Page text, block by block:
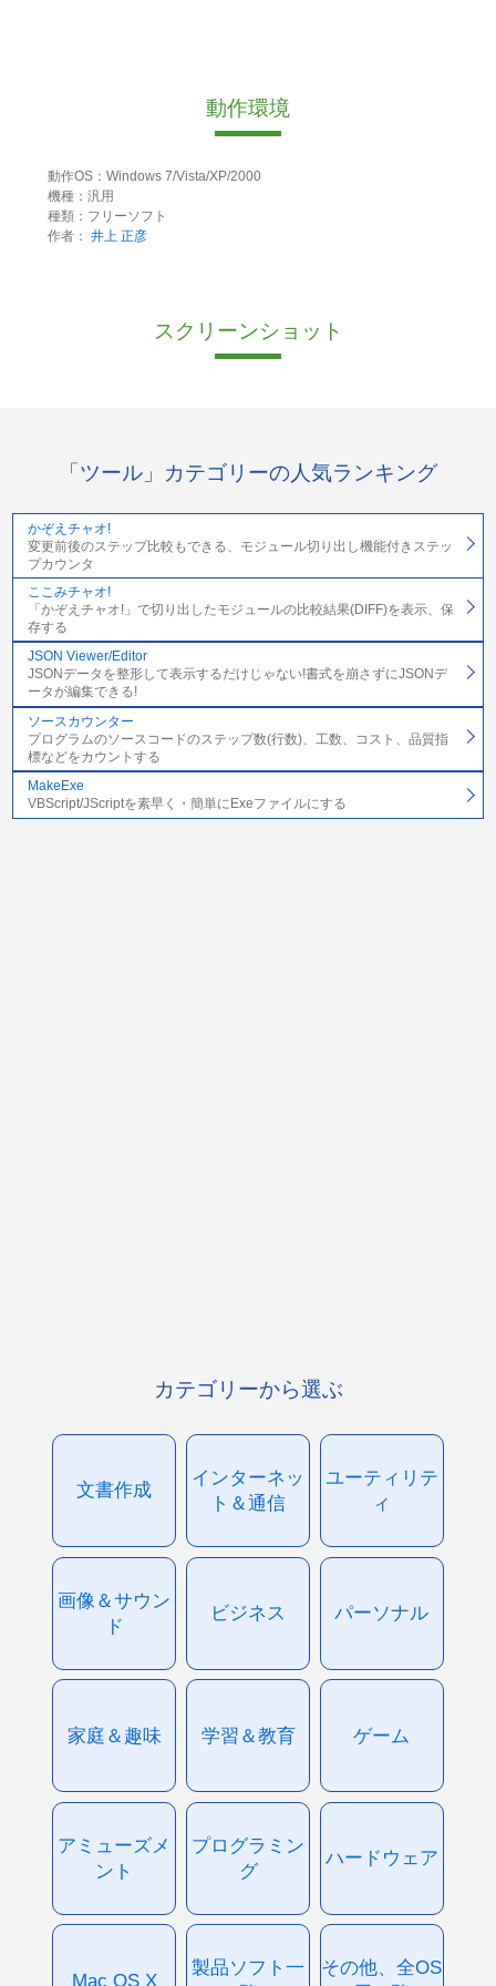
動作環境
動作OS：Windows 7/Vista/XP/2000
機種：汎用
種類：フリーソフト
作者： 井上 正彦
スクリーンショット
「ツール」カテゴリーの人気ランキング
かぞえチャオ!
変更前後のステップ比較もできる、モジュール切り出し機能付きステッ
プカウンタ
ここみチャオ!
「かぞえチャオ!」で切り出したモジュールの比較結果(DIFF)を表示、保
存する
JSON Viewer/Editor
JSONデータを整形して表示するだけじゃない!書式を崩さずにJSONデ
ータが編集できる!
ソースカウンター
プログラムのソースコードのステップ数(行数)、工数、コスト、品質指
標などをカウントする
MakeExe
VBScript/JScriptを素早く・簡単にExeファイルにする
カテゴリーから選ぶ
文書作成
インターネッ
ト＆通信
ユーティリテ
ィ
画像＆サウン
ド
ビジネス パーソナル
家庭＆趣味 学習＆教育 ゲーム
アミューズメ
ント
プログラミン
グ
ハードウェア
Mac OS X
製品ソフト一
その他、全OS